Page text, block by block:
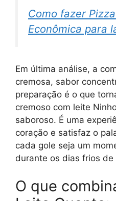
Como fazer
Econômica para
Em última análise, a
cremosa, sabor
preparação é o que
cremoso com leite
saboroso. É uma
coração e satisfaz o
cada gole seja um
durante os dias frios de
O que